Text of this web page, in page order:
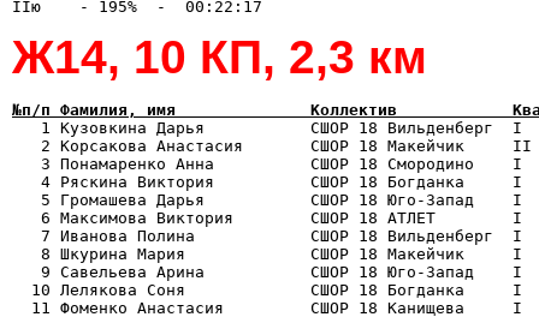
Ж14, 10 КП, 2,3 км
№п/п Фамилия, имя              Коллектив            Квал
1 Кузовкина Дарья           СШОР 18
2 Корсакова Анастасия       СШОР 18 Макейчик
3 Понамаренко Анна          СШОР 18 Смородино
4 Ряскина Виктория          СШОР 18 Богданка
5 Громашева Дарья           СШОР 18 Юго-Запад
6 Максимова Виктория        СШОР 18 АТЛЕТ
7 Иванова Полина            СШОР 18 Вильденберг
8 Шкурина Мария             СШОР 18 Макейчик
9 Савельева Арина           СШОР 18 Юго-Запад
10 Лелякова Соня             СШОР 18 Богданка
11 Фоменко Анастасия         СШОР 18 Канищева